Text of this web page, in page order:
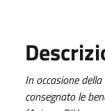
In occasione
consegnato le